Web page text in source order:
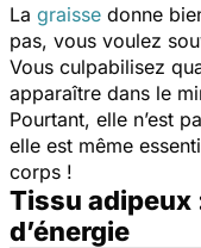
La graisse donne
pas, vous voulez
Vous culpabilisez
apparaître dans le
Pourtant, elle n’est
elle est même
corps !
Tissu
d’énergie